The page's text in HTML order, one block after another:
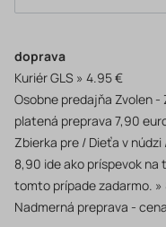
doprava
Kuriér GLS
4.95 €
Osobne predajňa Zvolen -
platená preprava 7,90
Zbierka pre / Dieťa v
8,90 ide ako príspevok na
tomto prípade zadarmo.
Nadmerná preprava -